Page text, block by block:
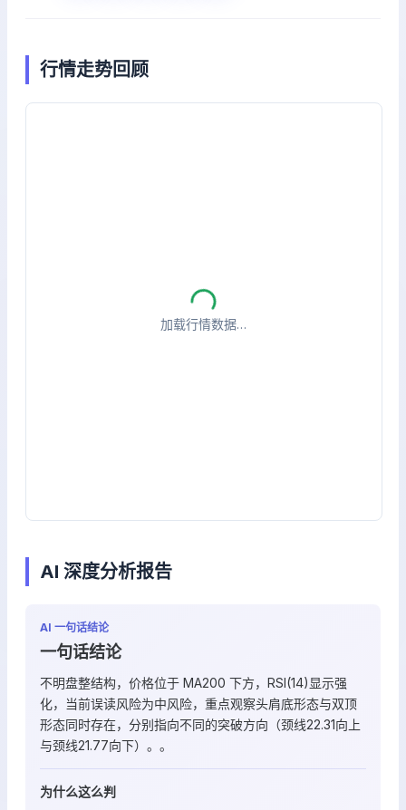
行情走势回顾
加载行情数据…
AI 深度分析报告
AI 一句话结论
一句话结论
不明盘整结构，价格位于 MA200 下方，RSI(14)显示强
化，当前误读风险为中风险，重点观察头肩底形态与双顶
形态同时存在，分别指向不同的突破方向（颈线22.31向上
与颈线21.77向下）。。
为什么这么判